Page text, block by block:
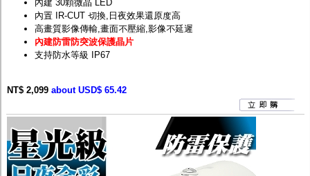
內建 30顆微晶 LED
內置 IR-CUT 切換,日夜效果還原度高
高畫質影像傳輸,畫面不壓縮,影像不延遲
內建防雷防突波保護晶片
支持防水等級 IP67
NT$ 2,099 about USD$ 65.42